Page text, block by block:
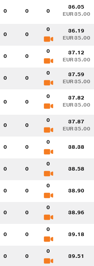
0 0 0
36.05
EUR 35.00
0 0
0 36.19
EUR 35.00
0 0
0 37.12
EUR 35.00
0 0
0 37.59
EUR 35.00
0 0
0 37.82
EUR 35.00
0 0
0 37.87
EUR 35.00
0 0
0
38.38
0 0
0
38.58
0 0
0
38.90
0 0
0
38.96
0 0
0
39.18
0 0
0
39.51